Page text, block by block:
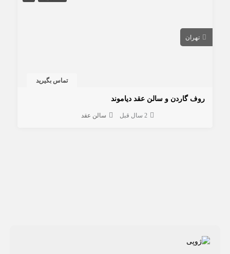
تهران
تماس بگیرید
روف گاردن و سالن عقد دیاموند
2 سال قبل سالن عقد